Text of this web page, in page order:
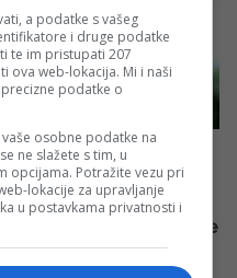
a podatke s vašeg
i druge podatke
te im pristupati 207
ova web-lokacija. Mi i naši
podatke o
osobne podatke na
ne slažete s tim, u
opcijama. Potražite vezu pri
lokacije za upravljanje
u postavkama privatnosti i